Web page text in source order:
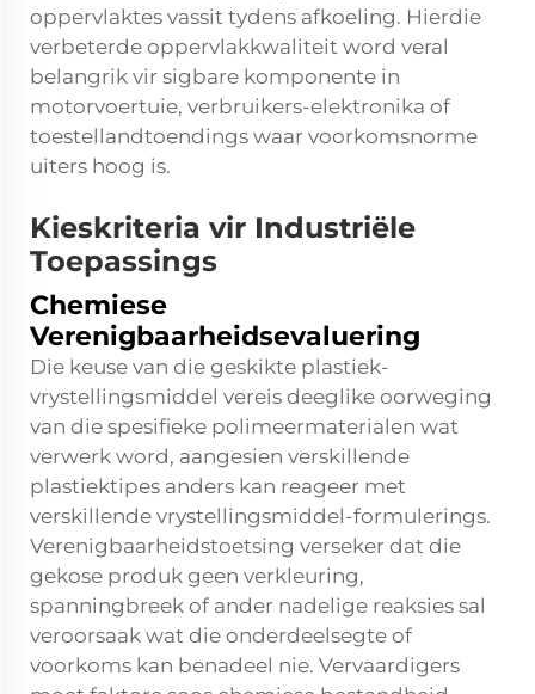
oppervlaktes vassit tydens afkoeling. Hierdie
verbeterde oppervlakkwaliteit word veral
belangrik vir sigbare komponente in
motorvoertuie, verbruikers-elektronika of
toestellandtoendings waar voorkomsnorme
uiters hoog is.
Kieskriteria vir Industriële
Toepassings
Chemiese
Verenigbaarheidsevaluering
Die keuse van die geskikte plastiek-
vrystellingsmiddel vereis deeglike oorweging
van die spesifieke polimeermaterialen wat
verwerk word, aangesien verskillende
plastiektipes anders kan reageer met
verskillende vrystellingsmiddel-formulerings.
Verenigbaarheidstoetsing verseker dat die
gekose produk geen verkleuring,
spanningbreek of ander nadelige reaksies sal
veroorsaak wat die onderdeelsegte of
voorkoms kan benadeel nie. Vervaardigers